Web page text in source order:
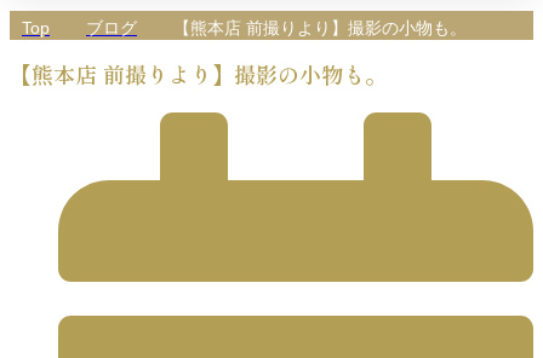
Top ブログ 【熊本店 前撮りより】撮影の小物も。
【熊本店 前撮りより】撮影の小物も。